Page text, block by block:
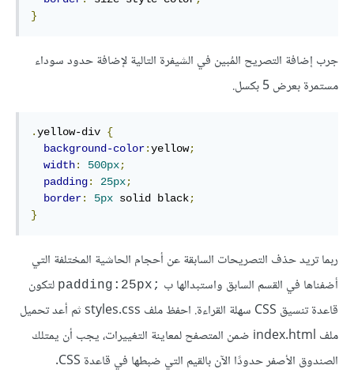
}
جرب إضافة التصريح المُبين في الشيفرة التالية لإضافة حدود سوداء
مستمرة بعرض 5 بكسل.
.yellow-div {
background-color:yellow;
width: 500px;
padding: 25px;
border: 5px solid black;
}
ربما تريد حذف التصريحات السابقة عن أحجام الحاشية المختلفة التي
أضفناها في القسم السابق واستبدالها ب ;padding:25px
لتكون
قاعدة تنسيق CSS سهلة القراءة. احفظ ملف styles.css ثم أعد تحميل
ملف index.html ضمن المتصفح لمعاينة التغييرات، يجب أن يمتلك
الصندوق الأصفر حدودًا الآن بالقيم التي ضبطها في قاعدة CSS.